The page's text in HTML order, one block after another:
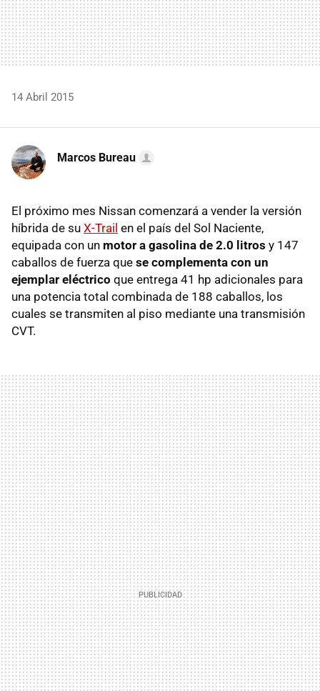
14 Abril 2015
Marcos Bureau
El próximo mes Nissan comenzará a vender la versión
híbrida de su X-Trail en el país del Sol Naciente,
equipada con un motor a gasolina de 2.0 litros y 147
caballos de fuerza que se complementa con un
ejemplar eléctrico que entrega 41 hp adicionales para
una potencia total combinada de 188 caballos, los
cuales se transmiten al piso mediante una transmisión
CVT.